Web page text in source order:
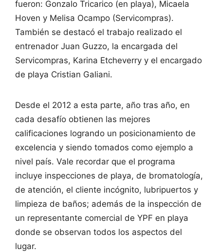
fueron: Gonzalo Tricarico (en playa), Micaela
Hoven y Melisa Ocampo (Servicompras).
También se destacó el trabajo realizado el
entrenador Juan Guzzo, la encargada del
Servicompras, Karina Etcheverry y el encargado
de playa Cristian Galiani.
Desde el 2012 a esta parte, año tras año, en
cada desafío obtienen las mejores
calificaciones logrando un posicionamiento de
excelencia y siendo tomados como ejemplo a
nivel país. Vale recordar que el programa
incluye inspecciones de playa, de bromatología,
de atención, el cliente incógnito, lubripuertos y
limpieza de baños; además de la inspección de
un representante comercial de YPF en playa
donde se observan todos los aspectos del
lugar.